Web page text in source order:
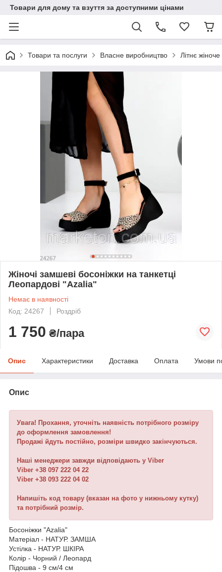
Товари для дому та взуття за доступними цінами
Товари та послуги Власне виробництво Літнє жіноче
Жіночі замшеві босоніжки на танкетці
Леопардові "Azalia"
Немає в наявності
Код: 24267
Роздріб
1 750 ₴/пара
Опис Характеристики Доставка Оплата Умови
Опис
Увага! Прохання, уточніть наявність потрібного розміру
до оформлення замовлення!
Продажі йдуть постійно, розміри швидко закінчуються.
Наші менеджери завжди відповідають у Viber
Viber +38 097 222 04 22
Viber +38 093 222 04 02
Напишіть код товару (вказан на фото у нижньому кутку)
та потрібний розмір.
Босоніжки "Azalia"
Матеріал - НАТУР. ЗАМША
Устілка - НАТУР. ШКІРА
Колір - Чорний / Леопард
Підошва - 9 см/4 см